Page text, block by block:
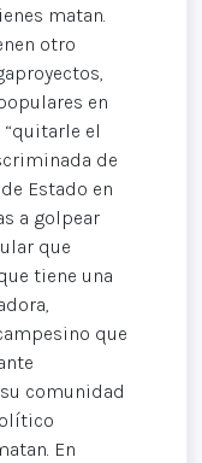
matan.
otro
en
el
de
Estado en
a golpear
que
tiene una
que
comunidad
En